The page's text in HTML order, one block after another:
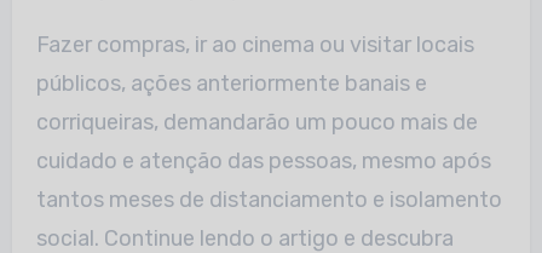
Fazer compras, ir ao cinema ou visitar locais
públicos, ações anteriormente banais e
corriqueiras, demandarão um pouco mais de
cuidado e atenção das pessoas, mesmo após
tantos meses de distanciamento e isolamento
social. Continue lendo o artigo e descubra